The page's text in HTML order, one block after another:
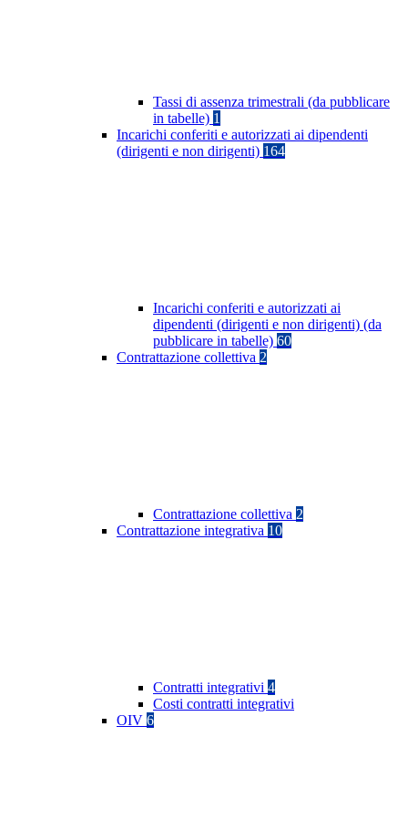
Tassi di assenza trimestrali (da pubblicare
in tabelle) 1
Incarichi conferiti e autorizzati ai dipendenti
(dirigenti e non dirigenti) 164
Incarichi conferiti e autorizzati ai
dipendenti (dirigenti e non dirigenti) (da
pubblicare in tabelle) 60
Contrattazione collettiva 2
Contrattazione collettiva 2
Contrattazione integrativa 10
Contratti integrativi 4
Costi contratti integrativi
OIV 6